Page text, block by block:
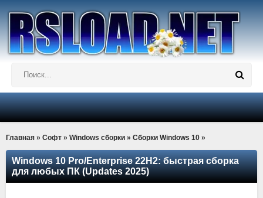
Главная » Софт » Windows сборки » Сборки Windows 10 »
Windows 10 Pro/Enterprise 22H2: быстрая сборка
для любых ПК (Updates 2025)